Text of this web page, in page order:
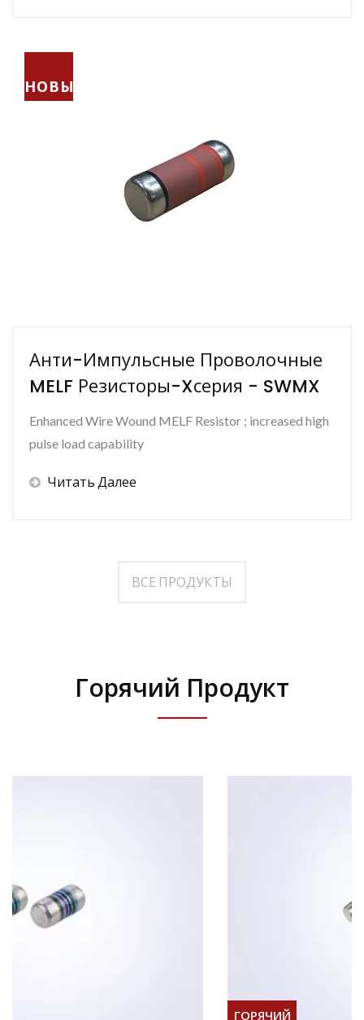
НОВЫЙ
Анти-Импульсные Проволочные
MELF Резисторы-Xсерия - SWMX
Enhanced Wire Wound MELF Resistor ; increased high
pulse load capability
Читать Далее
ВСЕ ПРОДУКТЫ
Горячий Продукт